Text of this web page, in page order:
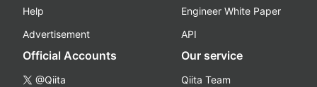
Help
Advertisement
Engineer White Paper
API
Official Accounts
@Qiita
Our service
Qiita Team